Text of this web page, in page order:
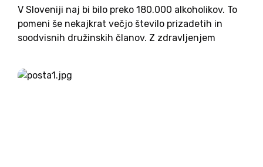
V Sloveniji naj bi bilo preko 180.000 alkoholikov. To
pomeni še nekajkrat večjo število prizadetih in
soodvisnih družinskih članov. Z zdravljenjem
društva in njihovo delo je več kot hvalevredno. Na
nekaterih nivojih se v...